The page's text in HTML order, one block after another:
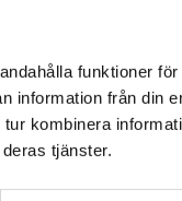
funktioner för
information från din
kombinera
tjänster.
och Vilja förlag
såsom